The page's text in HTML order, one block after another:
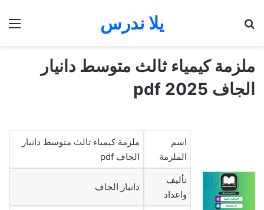
يلا ندرس
ملزمة كيمياء ثالث متوسط دانيار
الجاف 2025 pdf
اسم
الملزمة
ملزمة كيمياء ثالث متوسط دانيار
الجاف pdf
تأليف
واعداد
دانيار الجاف